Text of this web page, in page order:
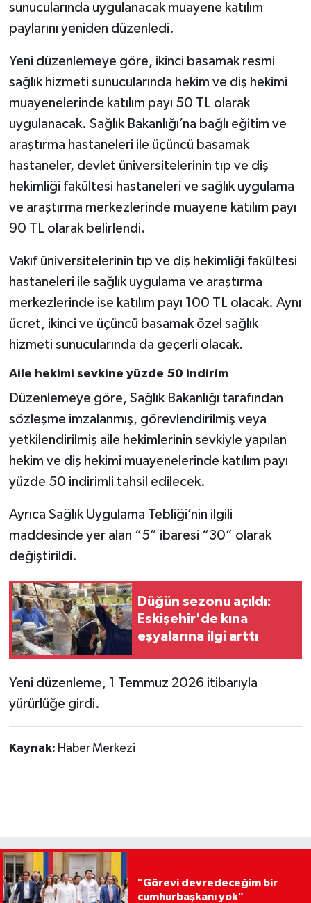
sunucularında uygulanacak muayene katılım
paylarını yeniden düzenledi.
Yeni düzenlemeye göre, ikinci basamak resmi
sağlık hizmeti sunucularında hekim ve diş hekimi
muayenelerinde katılım payı 50 TL olarak
uygulanacak. Sağlık Bakanlığı’na bağlı eğitim ve
araştırma hastaneleri ile üçüncü basamak
hastaneler, devlet üniversitelerinin tıp ve diş
hekimliği fakültesi hastaneleri ve sağlık uygulama
ve araştırma merkezlerinde muayene katılım payı
90 TL olarak belirlendi.
Vakıf üniversitelerinin tıp ve diş hekimliği fakültesi
hastaneleri ile sağlık uygulama ve araştırma
merkezlerinde ise katılım payı 100 TL olacak. Aynı
ücret, ikinci ve üçüncü basamak özel sağlık
hizmeti sunucularında da geçerli olacak.
Aile hekimi sevkine yüzde 50 indirim
Düzenlemeye göre, Sağlık Bakanlığı tarafından
sözleşme imzalanmış, görevlendirilmiş veya
yetkilendirilmiş aile hekimlerinin sevkiyle yapılan
hekim ve diş hekimi muayenelerinde katılım payı
yüzde 50 indirimli tahsil edilecek.
Ayrıca Sağlık Uygulama Tebliği’nin ilgili
maddesinde yer alan “5” ibaresi “30” olarak
değiştirildi.
Düğün sezonu açıldı:
Eskişehir'de kına
eşyalarına ilgi arttı
Yeni düzenleme, 1 Temmuz 2026 itibarıyla
yürürlüğe girdi.
Kaynak: Haber Merkezi
"Görevi devredeceğim bir
cumhurbaşkanı yok"